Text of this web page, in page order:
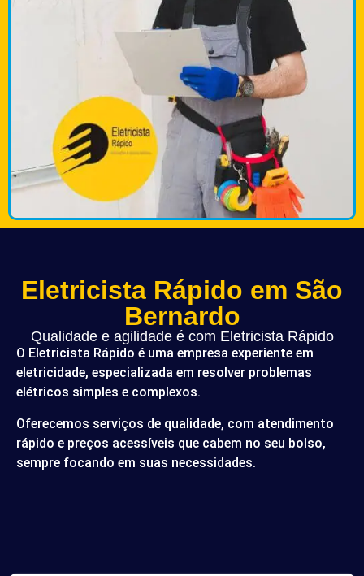
Eletricista Rápido em São
Bernardo
Qualidade e agilidade é com Eletricista Rápido
O Eletricista Rápido é uma empresa experiente em
eletricidade, especializada em resolver problemas
elétricos simples e complexos.
Oferecemos serviços de qualidade, com atendimento
rápido e preços acessíveis que cabem no seu bolso,
sempre focando em suas necessidades.